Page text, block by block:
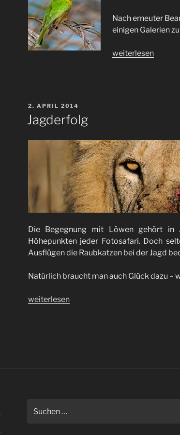
Nach erneuter
einigen Galerien
„„News“
weiterlesen
VERÖFFENTLICHT
AM
2. APRIL 2014
Jagderfolg
Die Begegnung mit Löwen gehört in
Höhepunkten jeder Fotosafari. Doch
Ausflügen die Raubkatzen bei der Jagd
Natürlich braucht man auch Glück dazu –
„Jagderfolg“
weiterlesen
nach: